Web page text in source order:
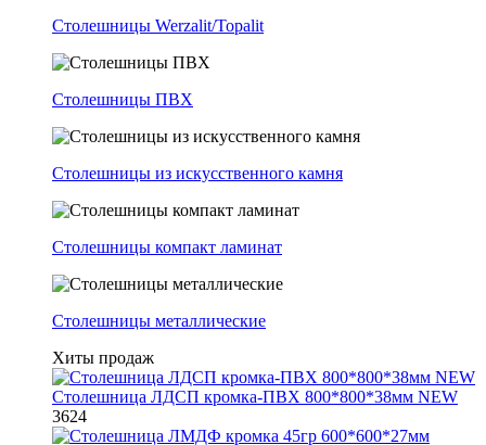
Столешницы Werzalit/Topalit
Столешницы ПВХ
Столешницы из искусственного камня
Столешницы компакт ламинат
Столешницы металлические
Хиты продаж
Столешница ЛДСП кромка-ПВХ 800*800*38мм NEW
3624